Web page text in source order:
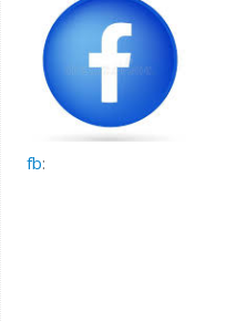
fb: